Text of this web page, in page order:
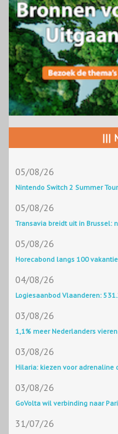
|||
05/08/26
Nintendo Switch 2 Summer
05/08/26
Transavia breidt uit in Brussel:
05/08/26
Horecabond langs 100
04/08/26
Logiesaanbod Vlaanderen:
03/08/26
1,1% meer Nederlanders
03/08/26
Hilaria: kiezen voor adrenaline
03/08/26
GoVolta wil verbinding naar
31/07/26